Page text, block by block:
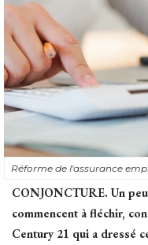
Réforme de l'assurance
CONJONCTURE. Un
commencent à fléchir,
Century 21 qui a dressé